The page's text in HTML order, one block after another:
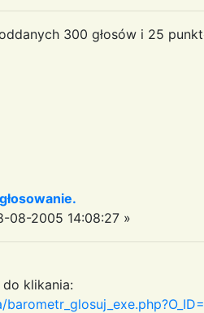
300 głosów i 25
08-2005 14:08:27 »
klikania: